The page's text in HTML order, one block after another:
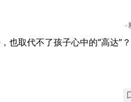
也取代不了孩子心中的“高达”？